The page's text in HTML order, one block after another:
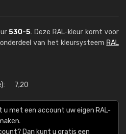
530-5. Deze RAL-kleur komt voor
van het kleursysteem RAL
7,20
u met een account uw eigen RAL-
Dan kunt u gratis een